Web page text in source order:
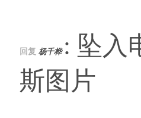
回复 杨千桦 : 坠入
斯图片